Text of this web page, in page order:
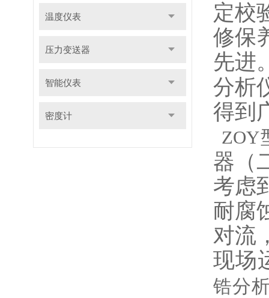
温度仪表
压力变送器
智能仪表
密度计
定校
修保
先进
分析
得到
ZOY
器（
考虑
耐腐
对流
现场
锆分